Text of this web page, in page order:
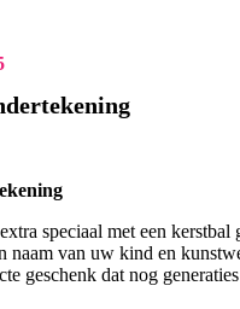
speciaal met een kerstbal
naam van uw kind en
geschenk dat nog